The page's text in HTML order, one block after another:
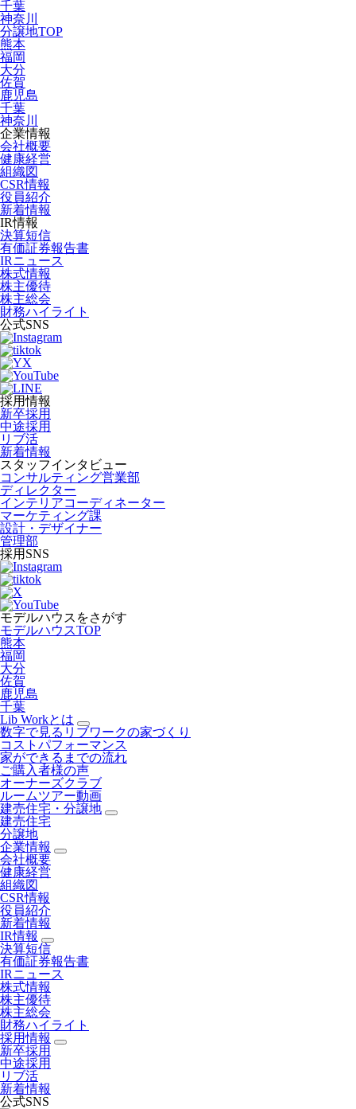
千葉
神奈川
分譲地TOP
熊本
福岡
大分
佐賀
鹿児島
千葉
神奈川
企業情報
会社概要
健康経営
組織図
CSR情報
役員紹介
新着情報
IR情報
決算短信
有価証券報告書
IRニュース
株式情報
株主優待
株主総会
財務ハイライト
公式SNS
採用情報
新卒採用
中途採用
リブ活
新着情報
スタッフインタビュー
コンサルティング営業部
ディレクター
インテリアコーディネーター
マーケティング課
設計・デザイナー
管理部
採用SNS
モデルハウスをさがす
モデルハウスTOP
熊本
福岡
大分
佐賀
鹿児島
千葉
Lib Workとは
数字で見るリブワークの家づくり
コストパフォーマンス
家ができるまでの流れ
ご購入者様の声
オーナーズクラブ
ルームツアー動画
建売住宅・分譲地
建売住宅
分譲地
企業情報
会社概要
健康経営
組織図
CSR情報
役員紹介
新着情報
IR情報
決算短信
有価証券報告書
IRニュース
株式情報
株主優待
株主総会
財務ハイライト
採用情報
新卒採用
中途採用
リブ活
新着情報
公式SNS